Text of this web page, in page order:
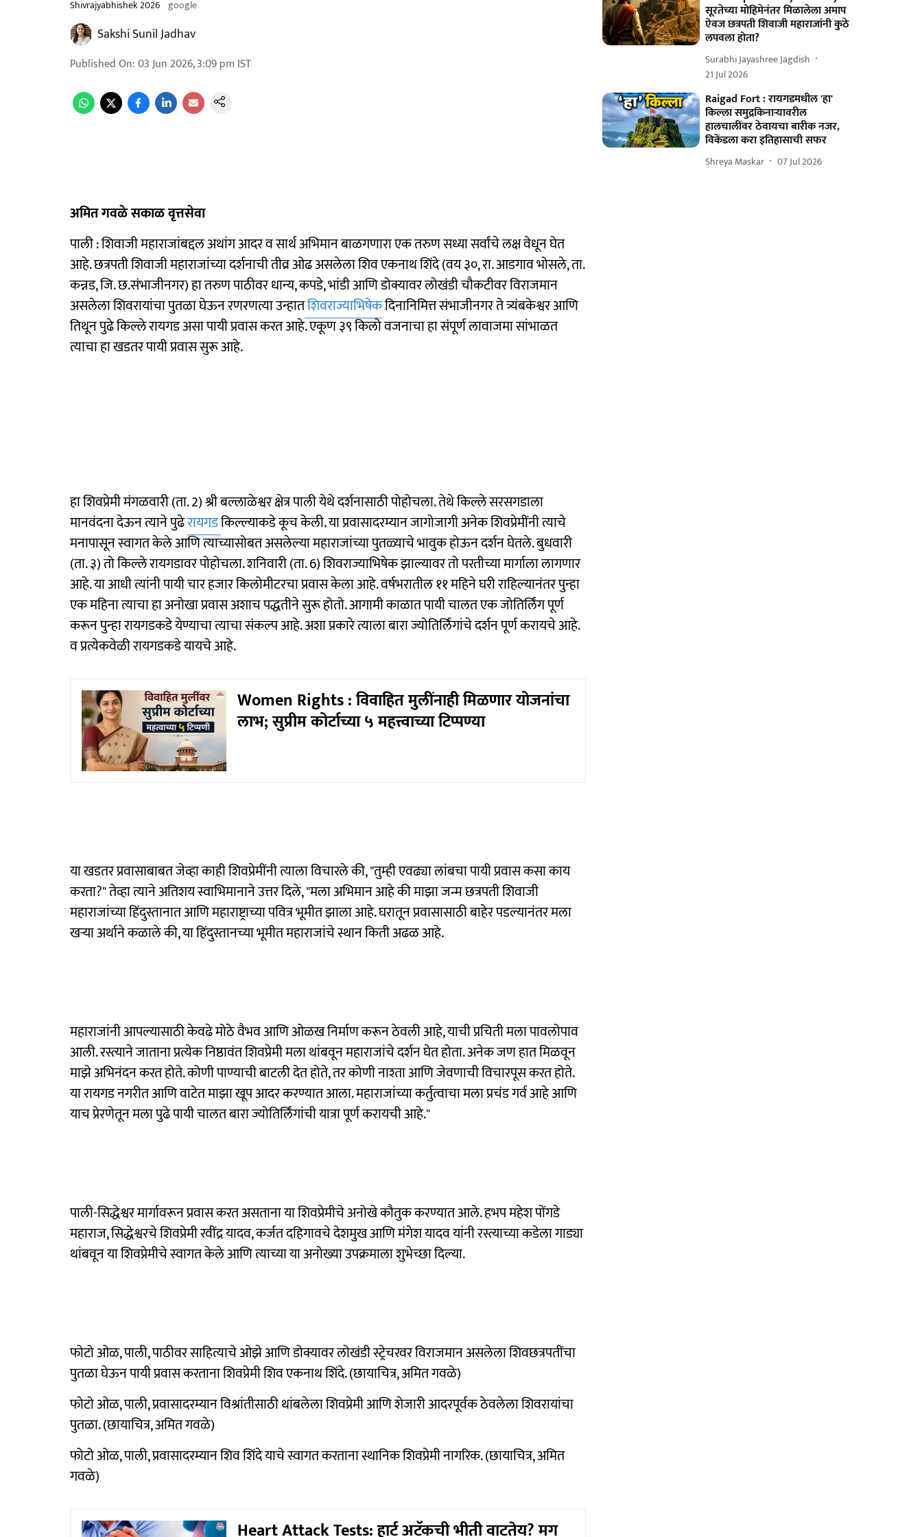
Shivrajyabhishek 2026 google
Sakshi Sunil Jadhav
Published On:03 Jun 2026, 3:09 pm IST
अमित गवळे सकाळ वृत्तसेवा
पाली : शिवाजी महाराजांबद्दल अथांग आदर व सार्थ अभिमान बाळगणारा एक तरुण सध्या सर्वांचे लक्ष वेधून घेत
आहे. छत्रपती शिवाजी महाराजांच्या दर्शनाची तीव्र ओढ असलेला शिव एकनाथ शिंदे (वय ३०, रा. आडगाव भोसले, ता.
कन्नड, जि. छ.संभाजीनगर) हा तरुण पाठीवर धान्य, कपडे, भांडी आणि डोक्यावर लोखंडी चौकटीवर विराजमान
असलेला शिवरायांचा पुतळा घेऊन रणरणत्या उन्हातशिवराज्याभिषेकदिनानिमित्त संभाजीनगर ते त्र्यंबकेश्वर आणि
तिथून पुढे किल्ले रायगड असा पायी प्रवास करत आहे. एकूण ३९ किलो वजनाचा हा संपूर्ण लावाजमा सांभाळत
त्याचा हा खडतर पायी प्रवास सुरू आहे.
हा शिवप्रेमी मंगळवारी (ता. 2) श्री बल्लाळेश्वर क्षेत्र पाली येथे दर्शनासाठी पोहोचला. तेथे किल्ले सरसगडाला
मानवंदना देऊन त्याने पुढेरायगडकिल्ल्याकडे कूच केली. या प्रवासादरम्यान जागोजागी अनेक शिवप्रेमींनी त्याचे
मनापासून स्वागत केले आणि त्याच्यासोबत असलेल्या महाराजांच्या पुतळ्याचे भावुक होऊन दर्शन घेतले. बुधवारी
(ता. ३) तो किल्ले रायगडावर पोहोचला. शनिवारी (ता. 6) शिवराज्याभिषेक झाल्यावर तो परतीच्या मार्गाला लागणार
आहे. या आधी त्यांनी पायी चार हजार किलोमीटरचा प्रवास केला आहे. वर्षभरातील ११ महिने घरी राहिल्यानंतर पुन्हा
एक महिना त्याचा हा अनोखा प्रवास अशाच पद्धतीने सुरू होतो. आगामी काळात पायी चालत एक जोतिर्लिंग पूर्ण
करून पुन्हा रायगडकडे येण्याचा त्याचा संकल्प आहे. अशा प्रकारे त्याला बारा ज्योतिर्लिंगांचे दर्शन पूर्ण करायचे आहे.
व प्रत्येकवेळी रायगडकडे यायचे आहे.
Women Rights : विवाहित मुलींनाही मिळणार योजनांचा
लाभ; सुप्रीम कोर्टाच्या ५ महत्त्वाच्या टिप्पण्या
या खडतर प्रवासाबाबत जेव्हा काही शिवप्रेमींनी त्याला विचारले की, "तुम्ही एवढ्या लांबचा पायी प्रवास कसा काय
करता?" तेव्हा त्याने अतिशय स्वाभिमानाने उत्तर दिले, "मला अभिमान आहे की माझा जन्म छत्रपती शिवाजी
महाराजांच्या हिंदुस्तानात आणि महाराष्ट्राच्या पवित्र भूमीत झाला आहे. घरातून प्रवासासाठी बाहेर पडल्यानंतर मला
खऱ्या अर्थाने कळाले की, या हिंदुस्तानच्या भूमीत महाराजांचे स्थान किती अढळ आहे.
महाराजांनी आपल्यासाठी केवढे मोठे वैभव आणि ओळख निर्माण करून ठेवली आहे, याची प्रचिती मला पावलोपाव
आली. रस्त्याने जाताना प्रत्येक निष्ठावंत शिवप्रेमी मला थांबवून महाराजांचे दर्शन घेत होता. अनेक जण हात मिळवून
माझे अभिनंदन करत होते. कोणी पाण्याची बाटली देत होते, तर कोणी नाश्ता आणि जेवणाची विचारपूस करत होते.
या रायगड नगरीत आणि वाटेत माझा खूप आदर करण्यात आला. महाराजांच्या कर्तुत्वाचा मला प्रचंड गर्व आहे आणि
याच प्रेरणेतून मला पुढे पायी चालत बारा ज्योतिर्लिंगांची यात्रा पूर्ण करायची आहे."
पाली-सिद्धेश्वर मार्गावरून प्रवास करत असताना या शिवप्रेमीचे अनोखे कौतुक करण्यात आले. हभप महेश पोंगडे
महाराज, सिद्धेश्वरचे शिवप्रेमी रवींद्र यादव, कर्जत दहिगावचे देशमुख आणि मंगेश यादव यांनी रस्त्याच्या कडेला गाड्या
थांबवून या शिवप्रेमीचे स्वागत केले आणि त्याच्या या अनोख्या उपक्रमाला शुभेच्छा दिल्या.
फोटो ओळ, पाली, पाठीवर साहित्याचे ओझे आणि डोक्यावर लोखंडी स्ट्रेचरवर विराजमान असलेला शिवछत्रपतींचा
पुतळा घेऊन पायी प्रवास करताना शिवप्रेमी शिव एकनाथ शिंदे. (छायाचित्र, अमित गवळे)
फोटो ओळ, पाली, प्रवासादरम्यान विश्रांतीसाठी थांबलेला शिवप्रेमी आणि शेजारी आदरपूर्वक ठेवलेला शिवरायांचा
पुतळा. (छायाचित्र, अमित गवळे)
फोटो ओळ, पाली, प्रवासादरम्यान शिव शिंदे याचे स्वागत करताना स्थानिक शिवप्रेमी नागरिक. (छायाचित्र, अमित
गवळे)
Heart Attack Tests: हार्ट अटॅकची भीती वाटतेय? मग
सूरतेच्या मोहिमेनंतर मिळालेला अमाप
ऐवज छत्रपती शिवाजी महाराजांनी कुठे
लपवला होता?
Surabhi Jayashree Jagdish
21 Jul 2026
Raigad Fort : रायगडमधील 'हा'
किल्ला समुद्रकिनाऱ्यावरील
हालचालींवर ठेवायचा बारीक नजर,
विकेंडला करा इतिहासाची सफर
Shreya Maskar 07 Jul 2026